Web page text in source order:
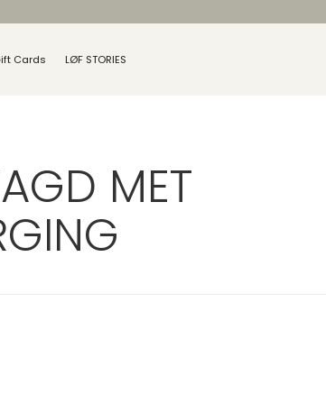
Cards LØF STORIES
MET